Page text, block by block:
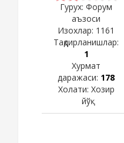
Гурух: Форум
аъзоси
Изохлар: 1161
Тақдирланишлар:
1
Хурмат
даражаси: 178
Холати: Хозир
йўқ